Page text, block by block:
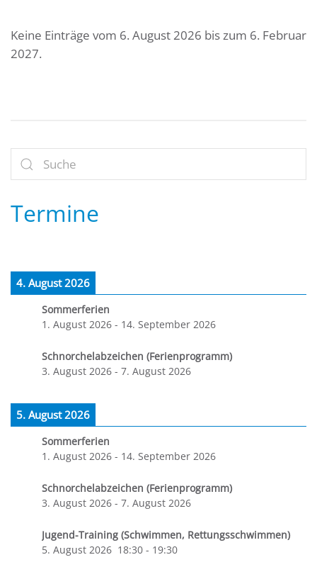
Keine Einträge vom 6. August 2026 bis zum 6. Februar
2027.
Termine
4. August 2026
Sommerferien
1. August 2026 - 14. September 2026
Schnorchelabzeichen (Ferienprogramm)
3. August 2026 - 7. August 2026
5. August 2026
Sommerferien
1. August 2026 - 14. September 2026
Schnorchelabzeichen (Ferienprogramm)
3. August 2026 - 7. August 2026
Jugend-Training (Schwimmen, Rettungsschwimmen)
5. August 2026 18:30 - 19:30